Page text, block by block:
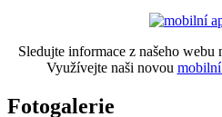
Sledujte informace z našeho
Využívejte naši novou
Fotogalerie